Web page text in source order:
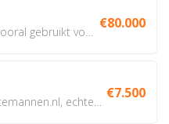
€80.000
€7.500